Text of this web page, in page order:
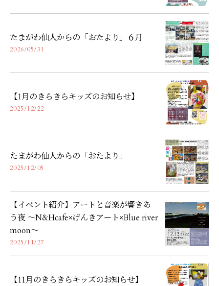
たまがわ仙人からの「おたより」６月
2026/05/31
【1月のきらきらキッズのお知らせ】
2025/12/22
たまがわ仙人からの「おたより」
2025/12/05
【イベント紹介】アートと音楽が響きあ
う夜 〜N&Hcafe×げんきアート×Blue river
moon〜
2025/11/27
【11月のきらきらキッズのお知らせ】